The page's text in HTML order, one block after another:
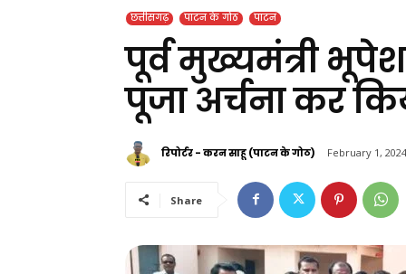
छत्तीसगढ़ पाटन के गोठ पाटन
पूर्व मुख्यमंत्री
पूजा अर्चना कर
रिपोर्टर - करन साहू (पाटन के गोठ) February 1, 2024
Share